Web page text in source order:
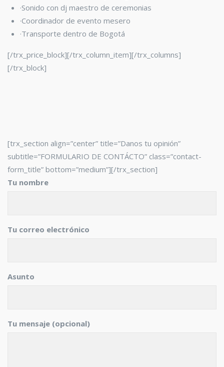
·Sonido con dj maestro de ceremonias
·Coordinador de evento mesero
·Transporte dentro de Bogotá
[/trx_price_block][/trx_column_item][/trx_columns]
[/trx_block]
[trx_section align=”center” title=”Danos tu opinión”
subtitle=”FORMULARIO DE CONTÁCTO” class=”contact-
form_title” bottom=”medium”][/trx_section]
Tu nombre
Tu correo electrónico
Asunto
Tu mensaje (opcional)